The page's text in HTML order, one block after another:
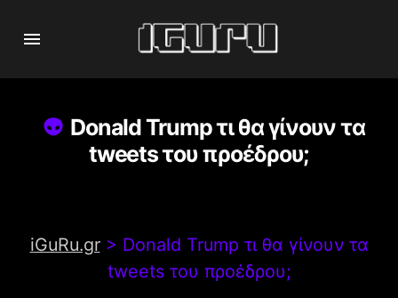
Donald Trump τι θα γίνουν τα
tweets του προέδρου;
iGuRu.gr> Donald Trump τι θα γίνουν τα
tweets του προέδρου;